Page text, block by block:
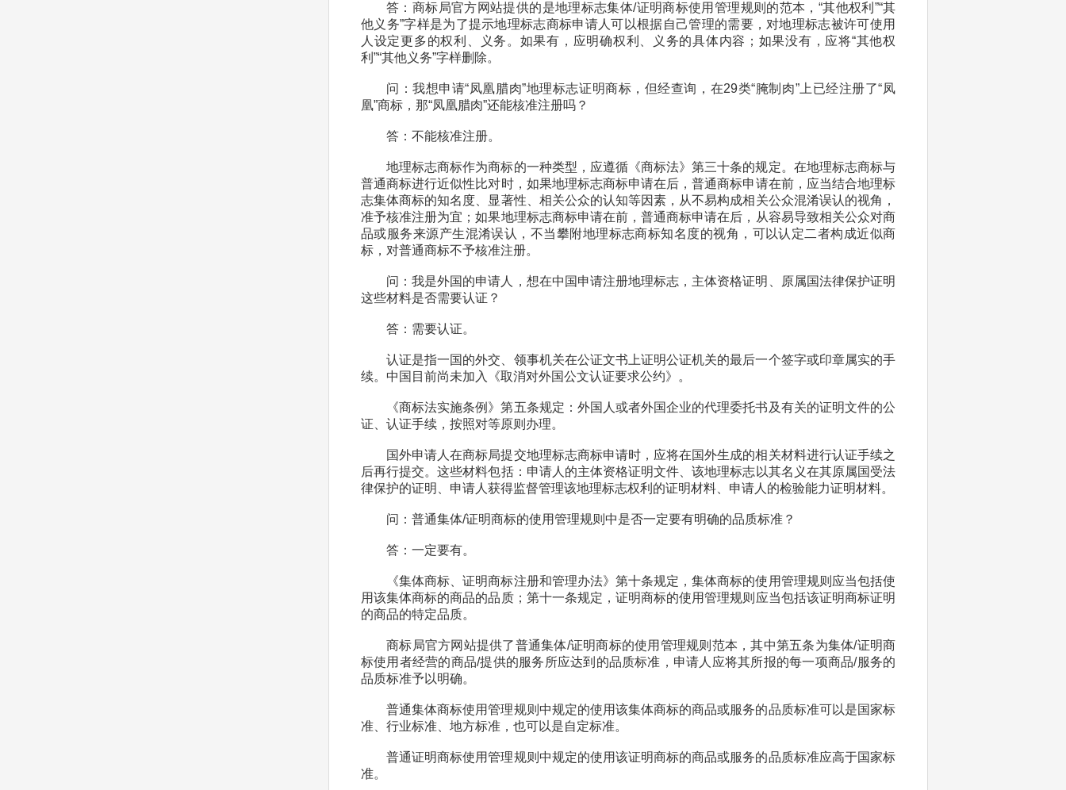
答：商标局官方网站提供的是地理标志集体/证明商标使用管理规则的范本，“其他权利”“其
他义务”字样是为了提示地理标志商标申请人可以根据自己管理的需要，对地理标志被许可使用
人设定更多的权利、义务。如果有，应明确权利、义务的具体内容；如果没有，应将“其他权
利”“其他义务”字样删除。
问：我想申请“凤凰腊肉”地理标志证明商标，但经查询，在29类“腌制肉”上已经注册了“凤
凰”商标，那“凤凰腊肉”还能核准注册吗？
答：不能核准注册。
地理标志商标作为商标的一种类型，应遵循《商标法》第三十条的规定。在地理标志商标与
普通商标进行近似性比对时，如果地理标志商标申请在后，普通商标申请在前，应当结合地理标
志集体商标的知名度、显著性、相关公众的认知等因素，从不易构成相关公众混淆误认的视角，
准予核准注册为宜；如果地理标志商标申请在前，普通商标申请在后，从容易导致相关公众对商
品或服务来源产生混淆误认，不当攀附地理标志商标知名度的视角，可以认定二者构成近似商
标，对普通商标不予核准注册。
问：我是外国的申请人，想在中国申请注册地理标志，主体资格证明、原属国法律保护证明
这些材料是否需要认证？
答：需要认证。
认证是指一国的外交、领事机关在公证文书上证明公证机关的最后一个签字或印章属实的手
续。中国目前尚未加入《取消对外国公文认证要求公约》。
《商标法实施条例》第五条规定：外国人或者外国企业的代理委托书及有关的证明文件的公
证、认证手续，按照对等原则办理。
国外申请人在商标局提交地理标志商标申请时，应将在国外生成的相关材料进行认证手续之
后再行提交。这些材料包括：申请人的主体资格证明文件、该地理标志以其名义在其原属国受法
律保护的证明、申请人获得监督管理该地理标志权利的证明材料、申请人的检验能力证明材料。
问：普通集体/证明商标的使用管理规则中是否一定要有明确的品质标准？
答：一定要有。
《集体商标、证明商标注册和管理办法》第十条规定，集体商标的使用管理规则应当包括使
用该集体商标的商品的品质；第十一条规定，证明商标的使用管理规则应当包括该证明商标证明
的商品的特定品质。
商标局官方网站提供了普通集体/证明商标的使用管理规则范本，其中第五条为集体/证明商
标使用者经营的商品/提供的服务所应达到的品质标准，申请人应将其所报的每一项商品/服务的
品质标准予以明确。
普通集体商标使用管理规则中规定的使用该集体商标的商品或服务的品质标准可以是国家标
准、行业标准、地方标准，也可以是自定标准。
普通证明商标使用管理规则中规定的使用该证明商标的商品或服务的品质标准应高于国家标
准。